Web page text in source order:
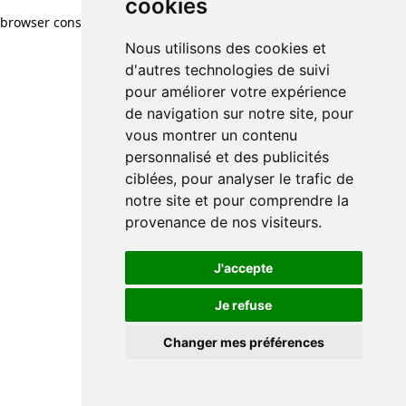
cookies
Nous utilisons des cookies et
d'autres technologies de suivi
pour améliorer votre expérience
de navigation sur notre site, pour
vous montrer un contenu
personnalisé et des publicités
ciblées, pour analyser le trafic de
notre site et pour comprendre la
provenance de nos visiteurs.
J'accepte
Je refuse
Changer mes préférences
browser console for more information)